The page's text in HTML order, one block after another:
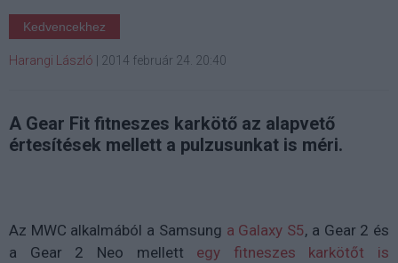
Kedvencekhez
Harangi László 2014 február 24. 20:40
A Gear Fit fitneszes karkötő az alapvető
értesítések mellett a pulzusunkat is méri.
Az MWC alkalmából a Samsung a Galaxy S5, a Gear 2 és
a Gear 2 Neo mellett egy fitneszes karkötőt is